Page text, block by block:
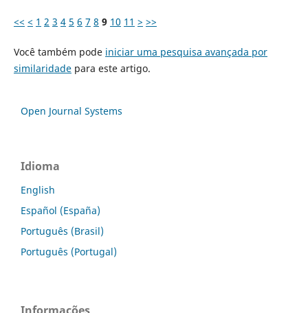
<< < 1 2 3 4 5 6 7 8 9 10 11 > >>
Você também pode iniciar uma pesquisa avançada por
similaridadepara este artigo.
Open Journal Systems
Idioma
English
Español (España)
Português (Brasil)
Português (Portugal)